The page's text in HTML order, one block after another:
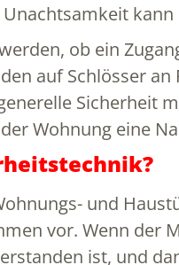
ob ein
auf Schlösser
Sicherheit
Wohnung eine
und
vor. Wenn der
ist, und